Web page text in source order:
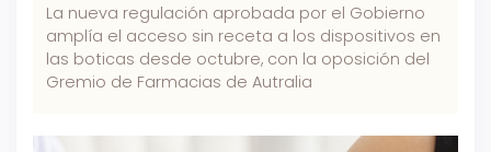
La nueva regulación aprobada por el Gobierno
amplía el acceso sin receta a los dispositivos en
las boticas desde octubre, con la oposición del
Gremio de Farmacias de Autralia